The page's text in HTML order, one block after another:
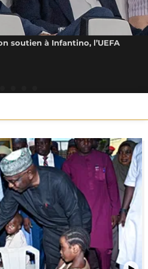
soutien à Infantino, l’UEFA